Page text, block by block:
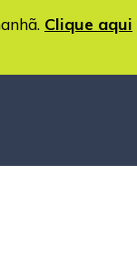
Clique aqui